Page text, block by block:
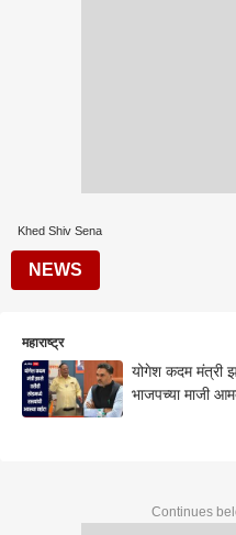
Khed Shiv Sena
NEWS
महाराष्ट्र
योगेश कदम मंत्री
भाजपच्या माजी
Continues